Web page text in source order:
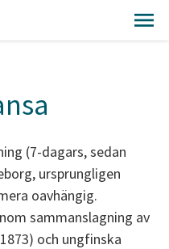
(7-dagars, sedan
ursprungligen
oavhängig.
sammanslagning av
och ungfinska